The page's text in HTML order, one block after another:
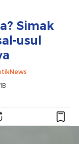
Simak
usul